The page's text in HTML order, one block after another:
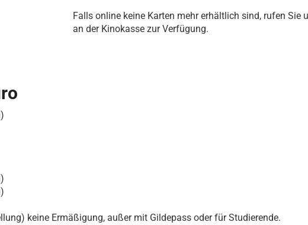
Falls online keine Karten mehr erhältlich sind, rufen Sie
an der Kinokasse zur Verfügung.
keine Ermäßigung, außer mit Gildepass oder für Studierende.